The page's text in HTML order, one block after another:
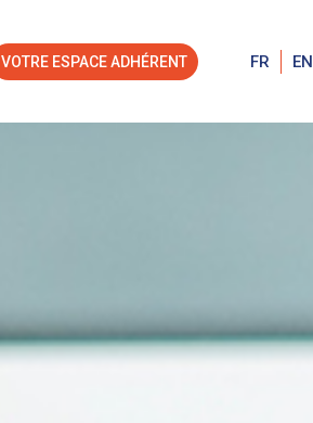
VOTRE ESPACE ADHÉRENT FR EN